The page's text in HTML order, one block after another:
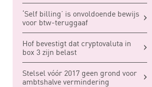
‘Self billing’ is onvoldoende bewijs
voor btw-teruggaaf
Hof bevestigt dat cryptovaluta in
box 3 zijn belast
Stelsel vóór 2017 geen grond voor
ambtshalve vermindering